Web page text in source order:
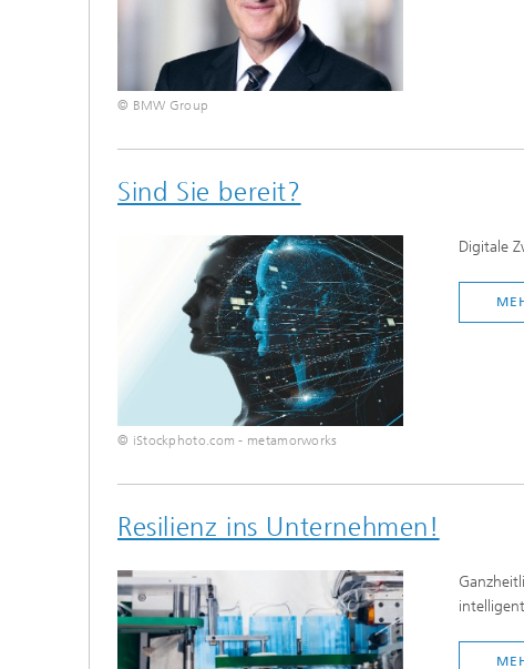
© BMW Group
Sind Sie bereit?
© iStockphoto.com - metamorworks
Digitale
Resilienz ins Unternehmen!